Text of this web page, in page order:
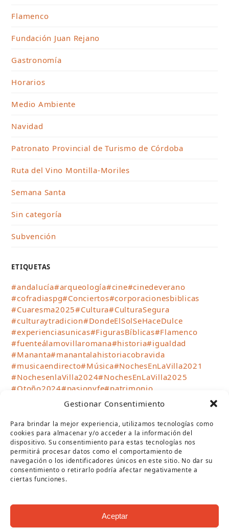
Gestionar Consentimiento
Para brindar la mejor experiencia, utilizamos tecnologías como
cookies para almacenar y/o acceder a la información del
dispositivo. Su consentimiento para estas tecnologías nos
permitirá procesar datos como el comportamiento de
navegación o los identificadores únicos en este sitio. No dar su
consentimiento o retirarlo podría afectar negativamente a
ciertas funciones.
Aceptar
Flamenco
Fundación Juan Rejano
Gastronomía
Horarios
Medio Ambiente
Navidad
Patronato Provincial de Turismo de Córdoba
Ruta del Vino Montilla-Moriles
Semana Santa
Sin categoría
Subvención
ETIQUETAS
#andalucía#arqueología#cine#cinedeverano
#cofradiaspg#Conciertos#corporacionesbiblicas
#Cuaresma2025#Cultura#CulturaSegura
#culturaytradicion#DondeElSolSeHaceDulce
#experienciasunicas#FigurasBíblicas#Flamenco
#fuenteálamovillaromana#historia#igualdad
#Mananta#manantalahistoriacobravida
#musicaendirecto#Música#NochesEnLaVilla2021
#NochesenlaVilla2024#NochesEnLaVilla2025
#Otoño2024#pasionyfe#patrimonio
#patrimonioindustrial
#puentegenil
#SemanaSanta
#teatro#teatrocirco#TurismoPuenteGenil
#verano2023#Verano2024#verano2025
#Verano2026#VillaRomanaFuenteÁlamo
#visitasguiadas#VisitPuenteGenil
#WhereTheSunBecomesSweet